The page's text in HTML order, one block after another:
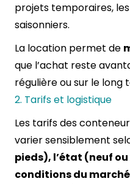
projets temporaires,
saisonniers.
La location permet de
que l’achat reste
régulière ou sur le long
2. Tarifs et logistique
Les tarifs des
varier sensiblement
pieds), l’état (neuf ou
conditions du marché